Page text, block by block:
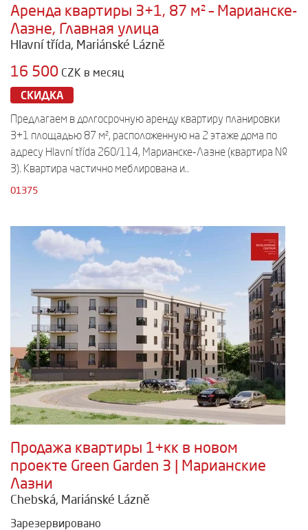
Аренда квартиры 3+1, 87 м² – Марианске-
Лазне, Главная улица
Hlavní třída, Mariánské Lázně
16 500 CZK в месяц
СКИДКА
Предлагаем в долгосрочную аренду квартиру планировки
3+1 площадью 87 м², расположенную на 2 этаже дома по
адресу Hlavní třída 260/114, Марианске-Лазне (квартира №
3). Квартира частично меблирована и..
01375
Продажа квартиры 1+кк в новом
проекте Green Garden 3 | Марианские
Лазни
Chebská, Mariánské Lázně
Зарезервировано